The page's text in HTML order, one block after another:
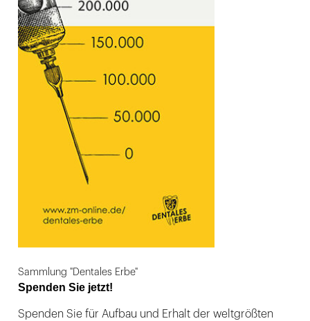
Sammlung "Dentales Erbe"
Spenden Sie jetzt!
Spenden Sie für Aufbau und Erhalt der weltgrößten